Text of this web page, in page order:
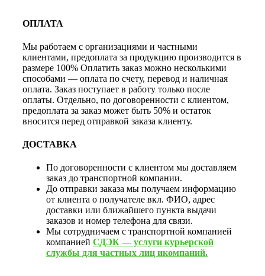
ОПЛАТА
Мы работаем с организациями и частными
клиентами, предоплата за продукцию производится в
размере 100% Оплатить заказ можно несколькими
способами — оплата по счету, перевод и наличная
оплата. Заказ поступает в работу только после
оплаты. Отдельно, по договоренности с клиентом,
предоплата за заказ может быть 50% и остаток
вносится перед отправкой заказа клиенту.
ДОСТАВКА
По договоренности с клиентом мы доставляем
заказ до транспортной компании.
До отправки заказа мы получаем информацию
от клиента о получателе вкл. ФИО, адрес
доставки или ближайшего пункта выдачи
заказов и номер телефона для связи.
Мы сотрудничаем с транспортной компанией
компанией СДЭК — услуги курьерской
службы для частных лиц икомпаний.